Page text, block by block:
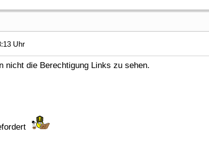
Uhr
nicht die Berechtigung Links zu sehen.